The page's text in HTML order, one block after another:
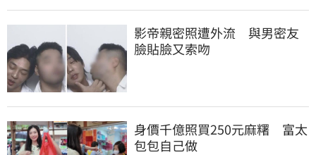
影帝親密照遭外流　與男密友
臉貼臉又索吻
身價千億照買250元麻糬　富太
包包自己做